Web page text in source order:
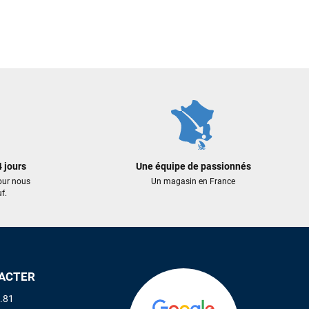
jours
nous
Une équipe de passionnés
Un magasin en France